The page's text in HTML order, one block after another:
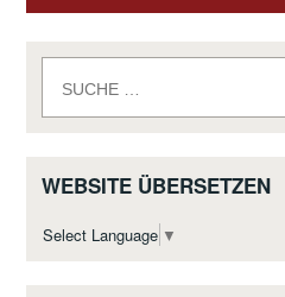
Suche
nach:
WEBSITE ÜBERSETZEN
Select Language ▼